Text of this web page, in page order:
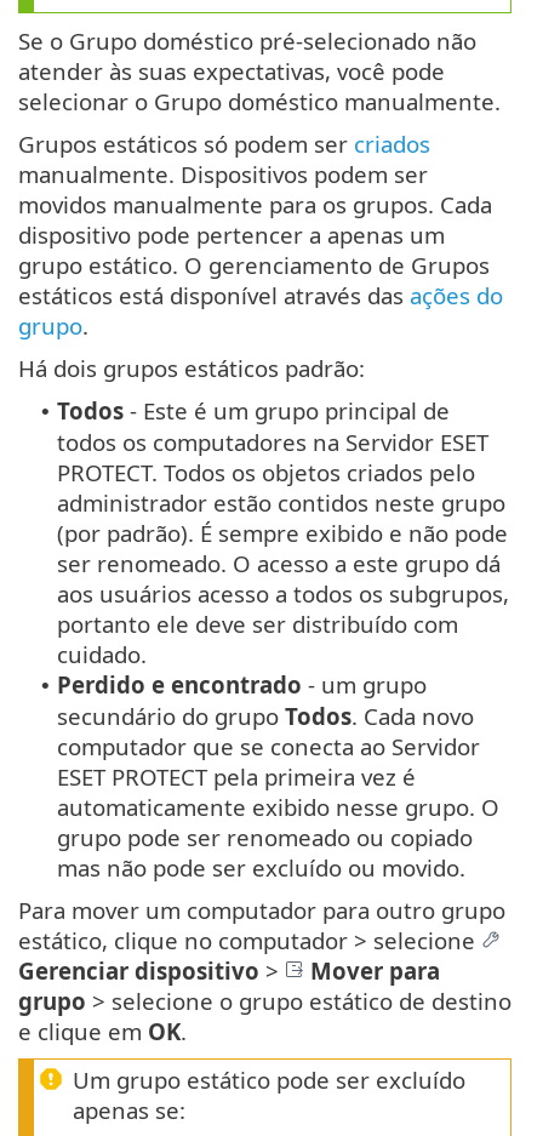
Se o Grupo doméstico pré-selecionado não
atender às suas expectativas, você pode
selecionar o Grupo doméstico manualmente.
Grupos estáticos só podem ser criados
manualmente. Dispositivos podem ser
movidos manualmente para os grupos. Cada
dispositivo pode pertencer a apenas um
grupo estático. O gerenciamento de Grupos
estáticos está disponível através das ações do
grupo.
Há dois grupos estáticos padrão:
• Todos - Este é um grupo principal de
todos os computadores na Servidor ESET
PROTECT. Todos os objetos criados pelo
administrador estão contidos neste grupo
(por padrão). É sempre exibido e não pode
ser renomeado. O acesso a este grupo dá
aos usuários acesso a todos os subgrupos,
portanto ele deve ser distribuído com
cuidado.
• Perdido e encontrado - um grupo
secundário do grupo Todos. Cada novo
computador que se conecta ao Servidor
ESET PROTECT pela primeira vez é
automaticamente exibido nesse grupo. O
grupo pode ser renomeado ou copiado
mas não pode ser excluído ou movido.
Para mover um computador para outro grupo
estático, clique no computador > selecione
Gerenciar dispositivo >
Mover para
grupo > selecione o grupo estático de destino
e clique em OK.
Um grupo estático pode ser excluído
apenas se: